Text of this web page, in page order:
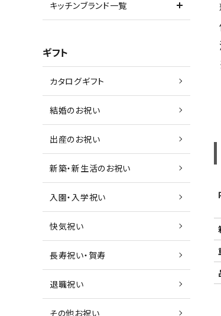
キッチンブランド一覧
ギフト
カタログギフト
結婚のお祝い
出産のお祝い
新築・新生活のお祝い
入園・入学祝い
快気祝い
長寿祝い・賀寿
退職祝い
その他お祝い